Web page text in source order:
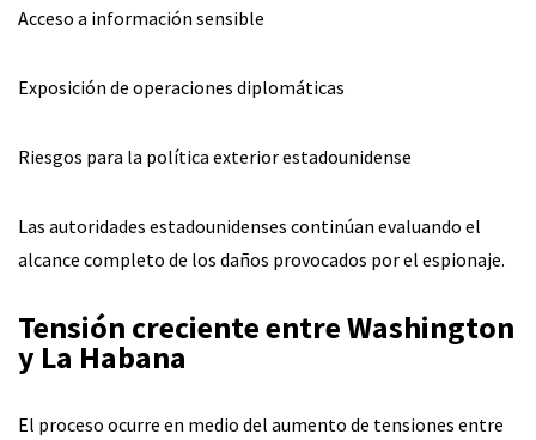
Acceso a información sensible
Exposición de operaciones diplomáticas
Riesgos para la política exterior estadounidense
Las autoridades estadounidenses continúan evaluando el
alcance completo de los daños provocados por el espionaje.
Tensión creciente entre Washington
y La Habana
El proceso ocurre en medio del aumento de tensiones entre